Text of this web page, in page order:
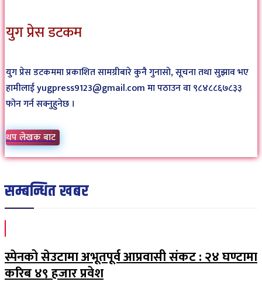
युग प्रेस डटकम
युग प्रेस डटकममा प्रकाशित सामग्रीबारे कुनै गुनासो, सूचना तथा सुझाव भए
हामीलाई yugpress9123@gmail.com मा पठाउन वा ९८४८८६७८३३
फोन गर्न सक्नुहुनेछ ।
थप लेखक बाट
सम्बन्धित खबर
स्पेनको सेउटामा अभूतपूर्व आप्रवासी संकट : २४ घण्टामा
करिब ४९ हजार प्रवेश